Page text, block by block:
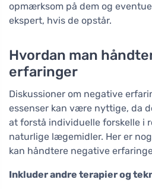
opmærksom på dem og
ekspert, hvis de opstår.
Hvordan man
erfaringer
Diskussioner om negative
essenser kan være nyttige, da
at forstå individuelle forskelle i
naturlige lægemidler. Her er
kan håndtere negative
Inkluder andre terapier og